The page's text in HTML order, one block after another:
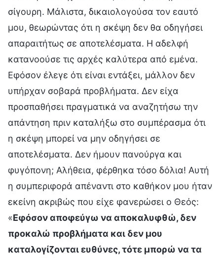
σίγουρη. Μάλιστα, δικαιολογούσα τον εαυτό
μου, θεωρώντας ότι η σκέψη δεν θα οδηγήσει
απαραιτήτως σε αποτελέσματα. Η αδελφή
κατανοούσε τις αρχές καλύτερα από εμένα.
Εφόσον έλεγε ότι είναι εντάξει, μάλλον δεν
υπήρχαν σοβαρά προβλήματα. Δεν είχα
προσπαθήσει πραγματικά να αναζητήσω την
απάντηση πριν καταλήξω στο συμπέρασμα ότι
η σκέψη μπορεί να μην οδηγήσει σε
αποτελέσματα. Δεν ήμουν πανούργα και
φυγόπονη; Αλήθεια, φέρθηκα τόσο δόλια! Αυτή
η συμπεριφορά απέναντι στο καθήκον μου ήταν
εκείνη ακριβώς που είχε φανερώσει ο Θεός:
«Εφόσον αποφεύγω να αποκαλυφθώ, δεν
προκαλώ προβλήματα και δεν μου
καταλογίζονται ευθύνες, τότε μπορώ να τα